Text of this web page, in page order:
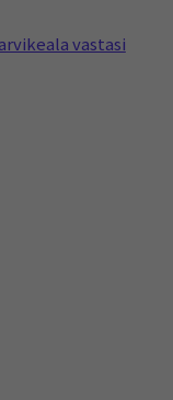
vastasi